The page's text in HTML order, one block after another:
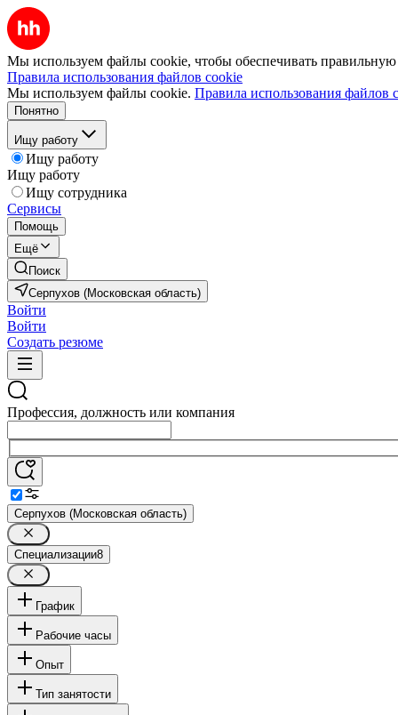
Мы используем файлы cookie, чтобы обеспечивать правильную
Правила использования файлов cookie
Мы используем файлы cookie. Правила использования файлов
Понятно
Ищу работу
Ищу работу
Ищу работу
Ищу сотрудника
Сервисы
Помощь
Ещё
Поиск
Серпухов (Московская область)
Войти
Войти
Создать резюме
Профессия, должность или компания
Серпухов (Московская область)
Специализации8
График
Рабочие часы
Опыт
Тип занятости